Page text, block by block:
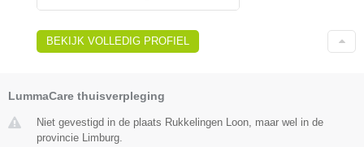
BEKIJK VOLLEDIG PROFIEL
LummaCare thuisverpleging
Niet gevestigd in de plaats Rukkelingen Loon, maar wel in de
provincie Limburg.